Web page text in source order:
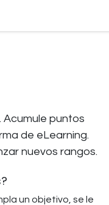
Acumule puntos
de eLearning.
nuevos rangos.
un objetivo, se le